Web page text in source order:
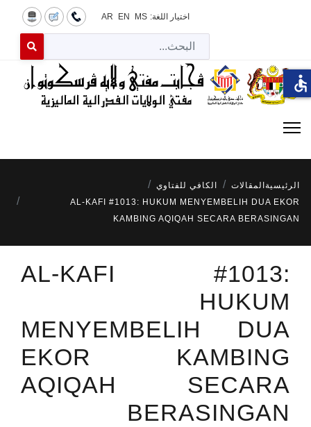
اختيار اللغة: MS
EN
AR
for results.
الرئيسية المقالات
الكافي للفتاوي
AL-KAFI #1013: HUKUM MENYEMBELIH DUA EKOR
KAMBING AQIQAH SECARA BERASINGAN
AL-KAFI #1013:
HUKUM
MENYEMBELIH DUA
EKOR KAMBING
AQIQAH SECARA
BERASINGAN
accessible